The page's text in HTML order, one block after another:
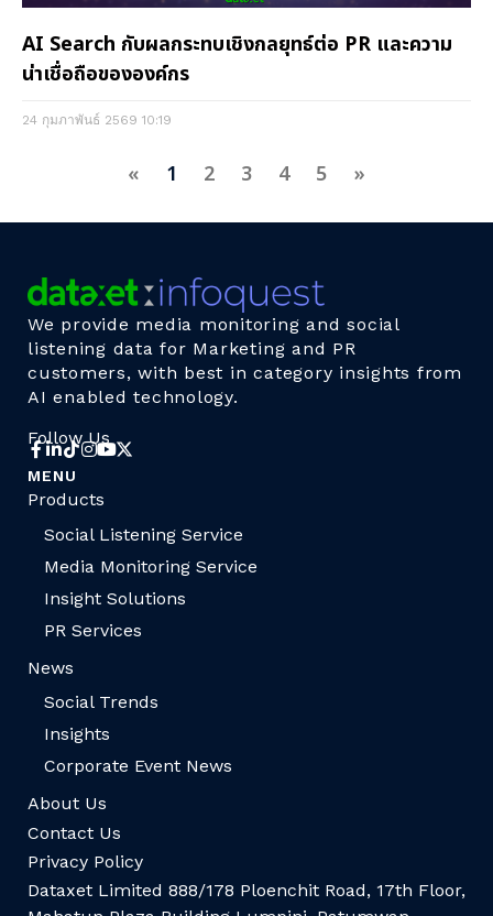
AI Search กับผลกระทบเชิงกลยุทธ์ต่อ PR และความ
น่าเชื่อถือขององค์กร
24 กุมภาพันธ์ 2569 10:19
« 1 2 3 4 5 »
We provide media monitoring and social
listening data for Marketing and PR
customers, with best in category insights from
AI enabled technology.
Follow Us
MENU
Products
Social Listening Service
Media Monitoring Service
Insight Solutions
PR Services
News
Social Trends
Insights
Corporate Event News
About Us
Contact Us
Privacy Policy
Dataxet Limited 888/178 Ploenchit Road, 17th Floor,